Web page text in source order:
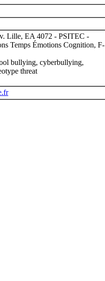
Lille, EA 4072 - PSITEC -
Temps Émotions Cognition, F-
bullying, cyberbullying,
threat